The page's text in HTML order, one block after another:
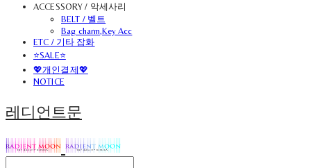
ACCESSORY / 악세사리
BELT / 벨트
Bag charm,Key Acc
ETC / 기타 잡화
⭐SALE⭐
💖개인결제💖
NOTICE
레디언트문